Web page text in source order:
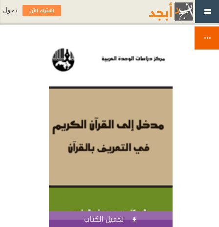
تحميل الكتاب
اشترك الآن دخول